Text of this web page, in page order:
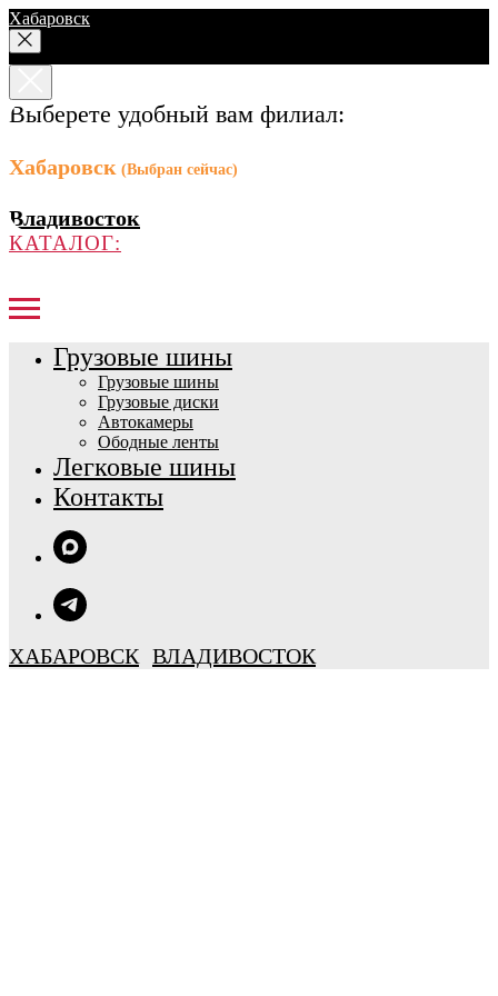
Хабаровск
Выберете удобный вам филиал:
Хабаровск (Выбран сейчас)
Владивосток
КАТАЛОГ:
Грузовые шины
Грузовые шины
Грузовые диски
Автокамеры
Ободные ленты
Легковые шины
Контакты
ХАБАРОВСК ВЛАДИВОСТОК